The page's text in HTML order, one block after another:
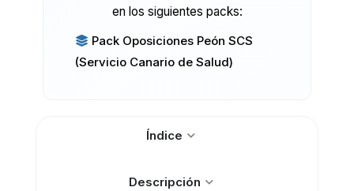
en los siguientes packs:
Pack Oposiciones Peón SCS
(Servicio Canario de Salud)
Índice
Descripción